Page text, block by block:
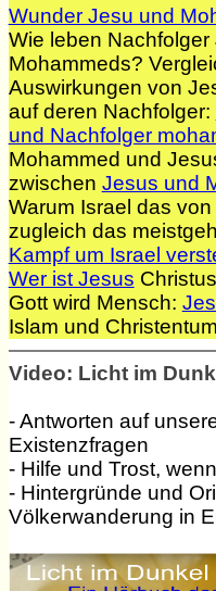
Wunder Jesu und
Wie leben
Mohammeds?
Auswirkungen von
auf deren Nachfolger:
und Nachfolger
Mohammed und
zwischen Jesus und
Warum Israel das
zugleich das
Kampf um Israel
Wer ist Jesus
Gott wird Mensch:
Islam und Christentum
Video: Licht im
- Antworten auf
Existenzfragen
- Hilfe und Trost,
- Hintergründe und
Völkerwanderung in